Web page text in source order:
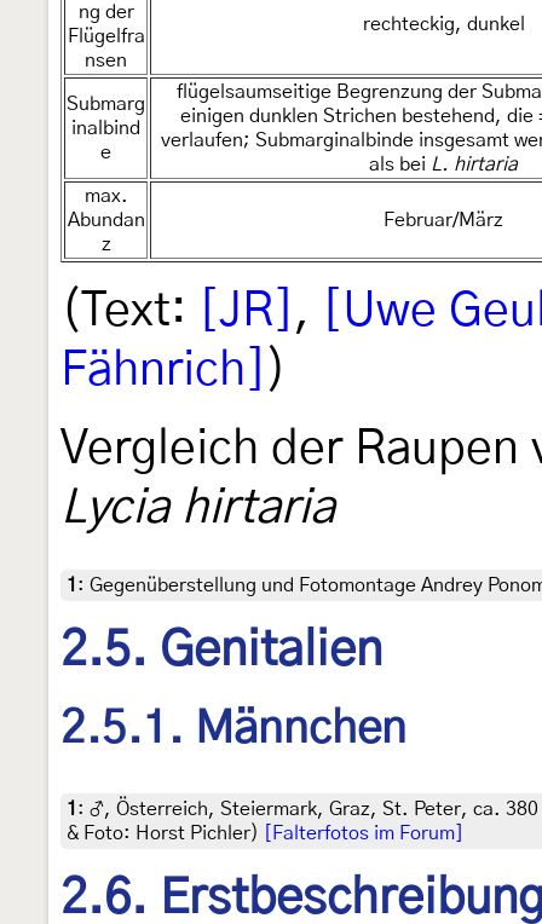
ng der
Flügelfra
nsen
rechteckig, dunkel
Submarg
inalbind
e
flügelsaumseitige Begrenzung der
einigen dunklen Strichen bestehend, die
verlaufen; Submarginalbinde insgesamt
als bei L. hirtaria
max.
Abundan
z
Februar/März
(Text: [JR] ,
[Uwe
Fähnrich]
)
Vergleich der Raupen
Lycia hirtaria
1 : Gegenüberstellung und Fotomontage Andrey
2.5. Genitalien
2.5.1. Männchen
1 : ♂, Österreich, Steiermark, Graz, St. Peter, ca.
& Foto: Horst Pichler)
[Falterfotos im Forum]
2.6.